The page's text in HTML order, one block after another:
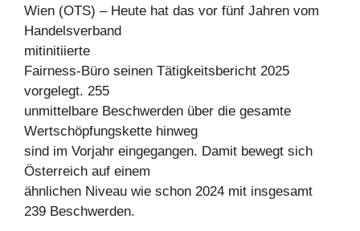
Wien (OTS) – Heute hat das vor fünf Jahren vom
Handelsverband
mitinitiierte
Fairness-Büro seinen Tätigkeitsbericht 2025
vorgelegt. 255
unmittelbare Beschwerden über die gesamte
Wertschöpfungskette hinweg
sind im Vorjahr eingegangen. Damit bewegt sich
Österreich auf einem
ähnlichen Niveau wie schon 2024 mit insgesamt
239 Beschwerden.